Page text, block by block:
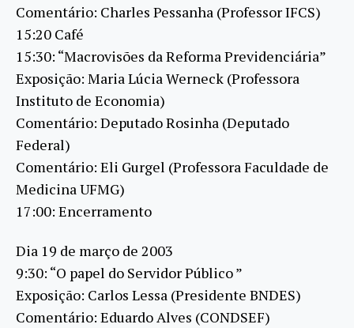
Comentário: Charles Pessanha (Professor IFCS)
15:20 Café
15:30: “Macrovisões da Reforma Previdenciária”
Exposição: Maria Lúcia Werneck (Professora
Instituto de Economia)
Comentário: Deputado Rosinha (Deputado
Federal)
Comentário: Eli Gurgel (Professora Faculdade de
Medicina UFMG)
17:00: Encerramento
Dia 19 de março de 2003
9:30: “O papel do Servidor Público ”
Exposição: Carlos Lessa (Presidente BNDES)
Comentário: Eduardo Alves (CONDSEF)